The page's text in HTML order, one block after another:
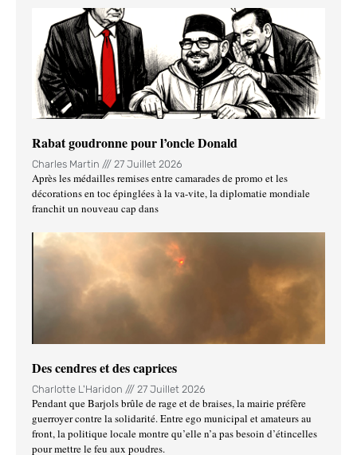
Rabat goudronne pour l’oncle Donald
Charles Martin 27 Juillet 2026
Après les médailles remises entre camarades de promo et les
décorations en toc épinglées à la va-vite, la diplomatie mondiale
franchit un nouveau cap dans
Des cendres et des caprices
Charlotte L'Haridon 27 Juillet 2026
Pendant que Barjols brûle de rage et de braises, la mairie préfère
guerroyer contre la solidarité. Entre ego municipal et amateurs au
front, la politique locale montre qu’elle n’a pas besoin d’étincelles
pour mettre le feu aux poudres.